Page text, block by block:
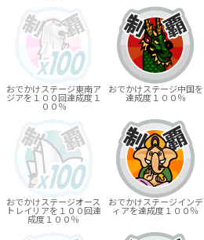
おでかけステージ東南ア
ジアを１００回達成度１
００％
おでかけステージ中国を
達成度１００％
おでかけステージオース
トレイリアを１００回達
成度１００％
おでかけステージインデ
ィアを達成度１００％